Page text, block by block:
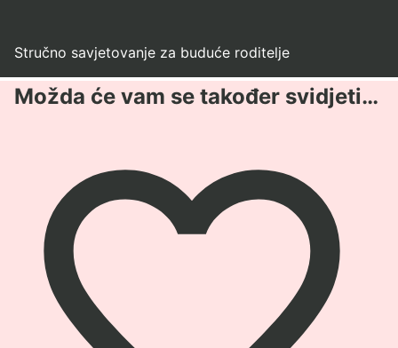
Stručno savjetovanje za buduće roditelje
Možda će vam se također svidjeti…